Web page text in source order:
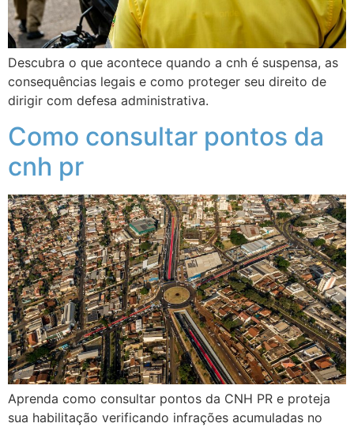
Descubra o que acontece quando a cnh é suspensa, as
consequências legais e como proteger seu direito de
dirigir com defesa administrativa.
Como consultar pontos da
cnh pr
Aprenda como consultar pontos da CNH PR e proteja
sua habilitação verificando infrações acumuladas no